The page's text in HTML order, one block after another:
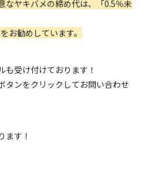
なヤキバメの締め代は、「0.5％未
お勧めしています。
も受け付けております！
タンをクリックしてお問い合わせ
ます！